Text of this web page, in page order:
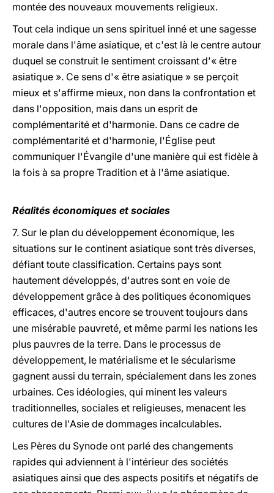
montée des nouveaux mouvements religieux.
Tout cela indique un sens spirituel inné et une sagesse
morale dans l'âme asiatique, et c'est là le centre autour
duquel se construit le sentiment croissant d'« être
asiatique ». Ce sens d'« être asiatique » se perçoit
mieux et s'affirme mieux, non dans la confrontation et
dans l'opposition, mais dans un esprit de
complémentarité et d'harmonie. Dans ce cadre de
complémentarité et d'harmonie, l'Église peut
communiquer l'Évangile d'une manière qui est fidèle à
la fois à sa propre Tradition et à l'âme asiatique.
Réalités économiques et sociales
7. Sur le plan du développement économique, les
situations sur le continent asiatique sont très diverses,
défiant toute classification. Certains pays sont
hautement développés, d'autres sont en voie de
développement grâce à des politiques économiques
efficaces, d'autres encore se trouvent toujours dans
une misérable pauvreté, et même parmi les nations les
plus pauvres de la terre. Dans le processus de
développement, le matérialisme et le sécularisme
gagnent aussi du terrain, spécialement dans les zones
urbaines. Ces idéologies, qui minent les valeurs
traditionnelles, sociales et religieuses, menacent les
cultures de l'Asie de dommages incalculables.
Les Pères du Synode ont parlé des changements
rapides qui adviennent à l'intérieur des sociétés
asiatiques ainsi que des aspects positifs et négatifs de